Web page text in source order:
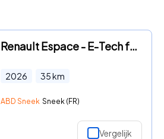
Renault Espace - E-Tech full hybrid 200 esprit Alpine 7p. | Vijf jaar garanti
2026 35km
ABD Sneek Sneek (FR)
Vergelijk